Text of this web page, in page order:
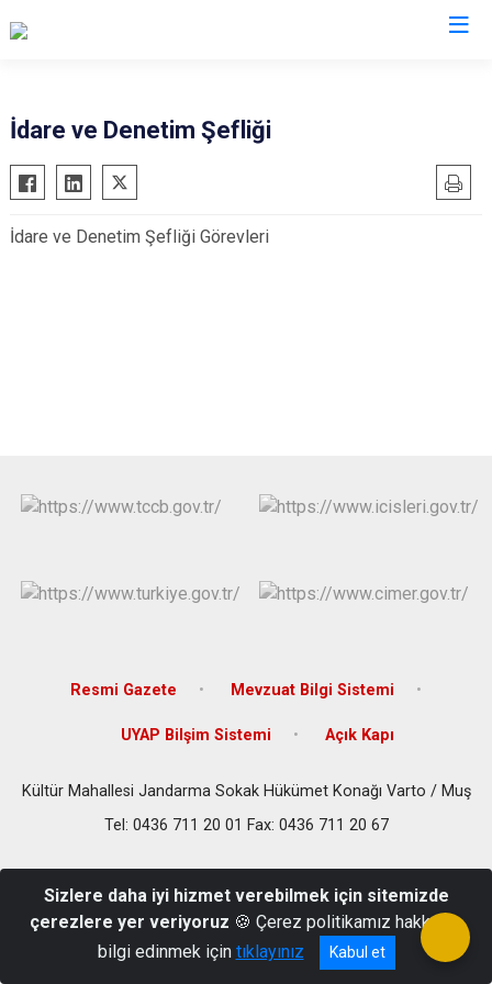
Bulanık
Hasköy
Korkut
İdare ve Denetim Şefliği
İdare ve Denetim Şefliği Görevleri
Resmi Gazete Mevzuat Bilgi Sistemi
UYAP Bilşim Sistemi Açık Kapı
Kültür Mahallesi Jandarma Sokak Hükümet Konağı Varto / Muş
Tel: 0436 711 20 01 Fax: 0436 711 20 67
Sizlere daha iyi hizmet verebilmek için sitemizde
çerezlere yer veriyoruz 🍪 Çerez politikamız hakkında
bilgi edinmek için tıklayınız Kabul et